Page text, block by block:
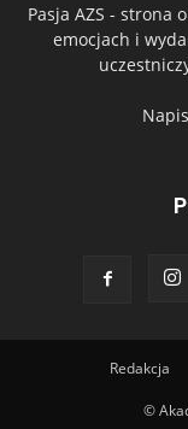
Pasja AZS - strona
emocjach i
Redakcja
©